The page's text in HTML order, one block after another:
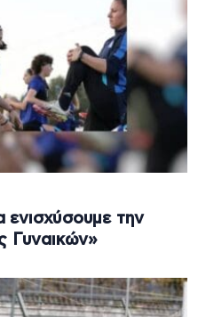
την
Γυναικών»